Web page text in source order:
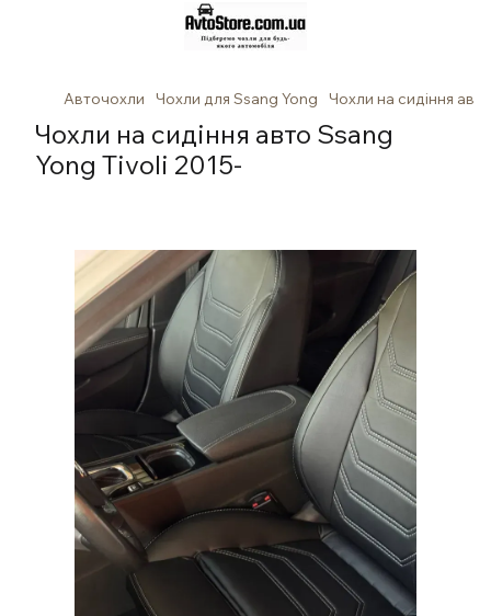
Авточохли Чохли для Ssang Yong Чохли на сидіння
Чохли на сидіння авто Ssang
Yong Tivoli 2015-